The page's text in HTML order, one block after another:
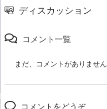
ディスカッション
コメント一覧
まだ、コメントがありません
コメントをどうぞ